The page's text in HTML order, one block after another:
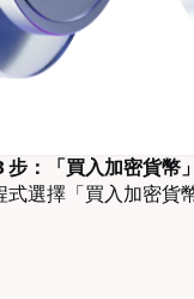
步：「買入加密貨幣」
式選擇「買入加密貨